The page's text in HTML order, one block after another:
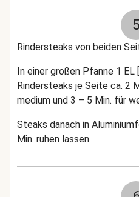
Rindersteaks von beiden
In einer großen Pfanne 1 EL
Rindersteaks je Seite ca. 2
medium und 3 – 5 Min. für
Steaks danach in
Min. ruhen lassen.